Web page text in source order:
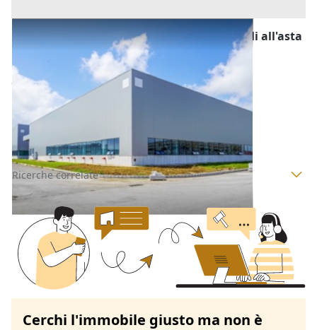
Fabbricati Costruiti per Esigenze Industriali all'asta
a Padova
Villafranca Padovana
Offerta minima
377.190,25 €
Codice asta:
Asta chiusa
Ricerche correlate
Cerchi l'immobile giusto ma non è